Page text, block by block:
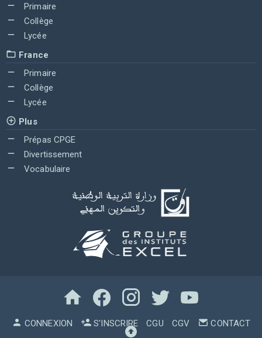
Primaire
Collège
Lycée
France
Primaire
Collège
Lycée
Plus
Prépas CPGE
Divertissement
Vocabulaire
CONNEXION S'INSCRIRE CGU CGV CONTACT